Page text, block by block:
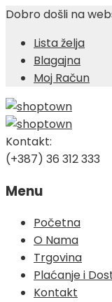
Dobro došli na
Lista želja
Blagajna
Moj Račun
Kontakt:
(+387) 36 312 333
Menu
Skip
content
Početna
O Nama
Trgovina
Plaćanje i
Kontakt